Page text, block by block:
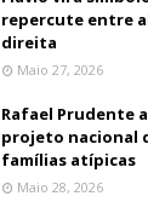
repercute entre
direita
Maio 27, 2026
Rafael Prudente
projeto nacional
famílias atípicas
Maio 28, 2026